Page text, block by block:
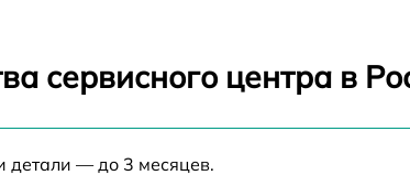
сервисного центра в
детали — до 3 месяцев.